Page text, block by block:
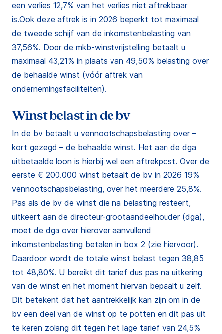
een verlies 12,7% van het verlies niet aftrekbaar
is.Ook deze aftrek is in 2026 beperkt tot maximaal
de tweede schijf van de inkomstenbelasting van
37,56%. Door de mkb-winstvrijstelling betaalt u
maximaal 43,21% in plaats van 49,50% belasting over
de behaalde winst (vóór aftrek van
ondernemingsfaciliteiten).
Winst belast in de bv
In de bv betaalt u vennootschapsbelasting over –
kort gezegd – de behaalde winst. Het aan de dga
uitbetaalde loon is hierbij wel een aftrekpost. Over de
eerste € 200.000 winst betaalt de bv in 2026 19%
vennootschapsbelasting, over het meerdere 25,8%.
Pas als de bv de winst die na belasting resteert,
uitkeert aan de directeur-grootaandeelhouder (dga),
moet de dga over hierover aanvullend
inkomstenbelasting betalen in box 2 (zie hiervoor).
Daardoor wordt de totale winst belast tegen 38,85
tot 48,80%. U bereikt dit tarief dus pas na uitkering
van de winst en het moment hiervan bepaalt u zelf.
Dit betekent dat het aantrekkelijk kan zijn om in de
bv een deel van de winst op te potten en dit pas uit
te keren zolang dit tegen het lage tarief van 24,5%